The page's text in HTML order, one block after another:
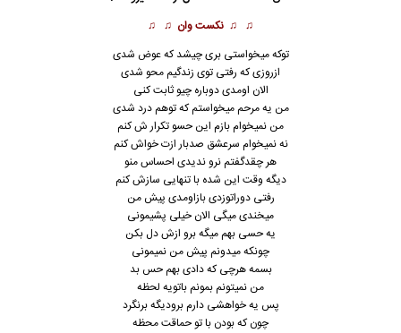
♫ ♫ نکست وان ♫ ♫
توکه میخواستی بری چیشد که عوض شدی
ازروزی که رفتی توی زندگیم محو شدی
الان اومدی دوباره چیو ثابت کنی
من یه مرحم میخواستم که توهم درد شدی
من نمیخوام بازم این حسو تکرار ش کنم
نه نمیخوام سرعشق صدبار ازت خواش کنم
هر چقدگفتم نرو ندیدی احساس منو
دیگه وقت این شده با تنهایی سازش کنم
رفتی دوراتوزدی بازاومدی پیش من
میخندی میگی الان خیلی پشیمونی
یه حسی بهم میگه برو ازش دل بکن
چونکه میدونم پیش من نمیمونی
بسمه هرچی که دادی بهم حس بد
من نمیتونم بمونم باتویه لحظه
پس یه خواهشی دارم برودیگه برنگرد
چون که بودن با تو حماقت محظه